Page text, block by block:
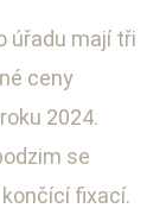
úřadu mají tři
ceny
2024.
se
fixací.